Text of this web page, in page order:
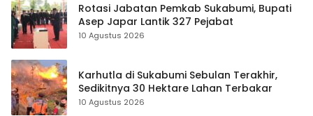
Rotasi Jabatan Pemkab Sukabumi, Bupati
Asep Japar Lantik 327 Pejabat
10 Agustus 2026
Karhutla di Sukabumi Sebulan Terakhir,
Sedikitnya 30 Hektare Lahan Terbakar
10 Agustus 2026